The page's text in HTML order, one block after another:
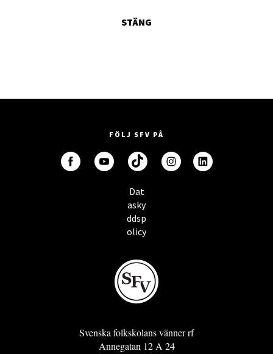
STÄNG
FÖLJ SFV PÅ
Dat
asky
ddsp
olicy
Svenska folkskolans vänner rf
Annegatan 12 A 24